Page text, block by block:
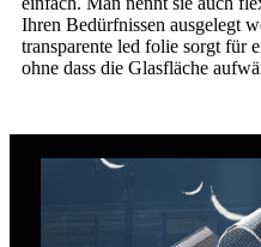
Ihren Bedürfnissen ausgelegt
transparente led folie sorgt für
ohne dass die Glasfläche